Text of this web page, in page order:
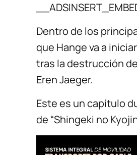
Dentro de los
que Hange va a
tras la destrucción
Eren Jaeger.
Este es un capítulo
de “Shingeki no